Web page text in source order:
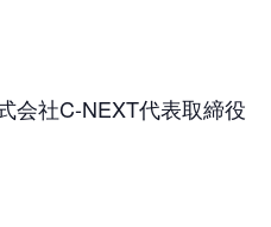
会社C-NEXT代表取締役